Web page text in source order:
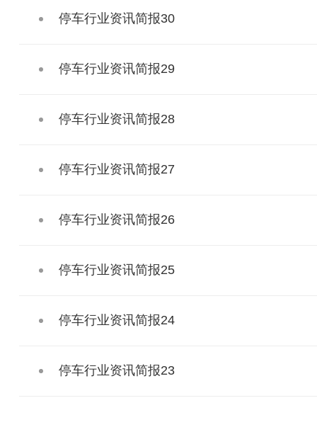
停车行业资讯简报30
停车行业资讯简报29
停车行业资讯简报28
停车行业资讯简报27
停车行业资讯简报26
停车行业资讯简报25
停车行业资讯简报24
停车行业资讯简报23